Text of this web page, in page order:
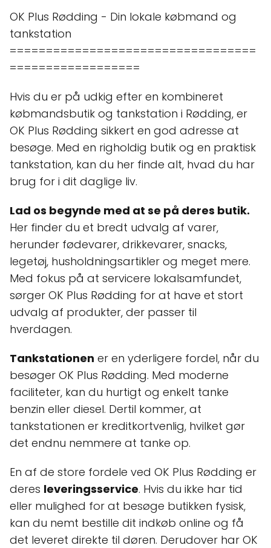
OK Plus Rødding - Din lokale købmand og
tankstation
==================================
==================
Hvis du er på udkig efter en kombineret
købmandsbutik og tankstation i Rødding, er
OK Plus Rødding sikkert en god adresse at
besøge. Med en righoldig butik og en praktisk
tankstation, kan du her finde alt, hvad du har
brug for i dit daglige liv.
Lad os begynde med at se på deres butik.
Her finder du et bredt udvalg af varer,
herunder fødevarer, drikkevarer, snacks,
legetøj, husholdningsartikler og meget mere.
Med fokus på at servicere lokalsamfundet,
sørger OK Plus Rødding for at have et stort
udvalg af produkter, der passer til
hverdagen.
Tankstationen er en yderligere fordel, når du
besøger OK Plus Rødding. Med moderne
faciliteter, kan du hurtigt og enkelt tanke
benzin eller diesel. Dertil kommer, at
tankstationen er kreditkortvenlig, hvilket gør
det endnu nemmere at tanke op.
En af de store fordele ved OK Plus Rødding er
deres leveringsservice. Hvis du ikke har tid
eller mulighed for at besøge butikken fysisk,
kan du nemt bestille dit indkøb online og få
det leveret direkte til døren. Derudover har OK